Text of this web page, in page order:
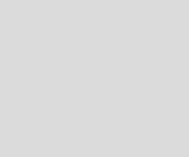
wpłynie na
dokonanego przed